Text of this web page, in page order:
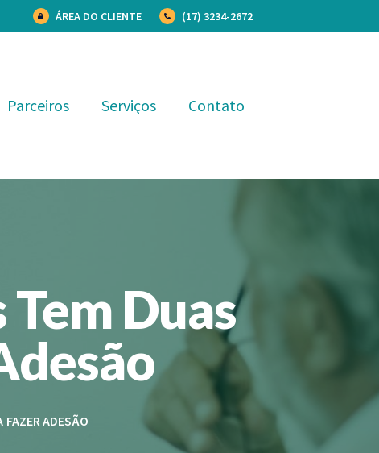
ÁREA DO CLIENTE (17) 3234-2672
Parceiros Serviços Contato
Duas
FAZER ADESÃO